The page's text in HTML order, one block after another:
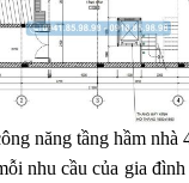
năng tầng hầm nhà
nhu cầu của gia